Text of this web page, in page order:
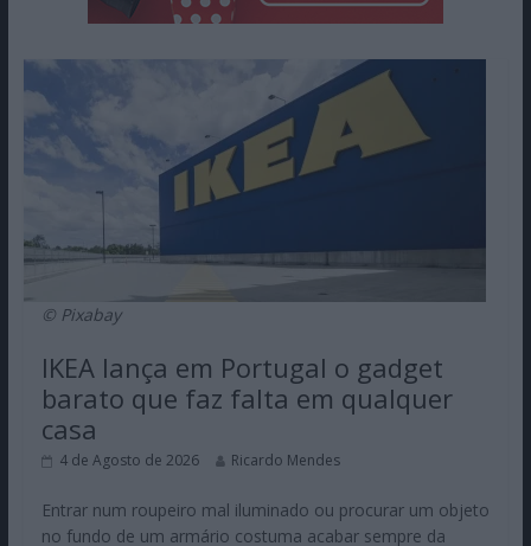
© Pixabay
IKEA lança em Portugal o gadget
barato que faz falta em qualquer
casa
4 de Agosto de 2026 Ricardo Mendes
Entrar num roupeiro mal iluminado ou procurar um objeto
no fundo de um armário costuma acabar sempre da